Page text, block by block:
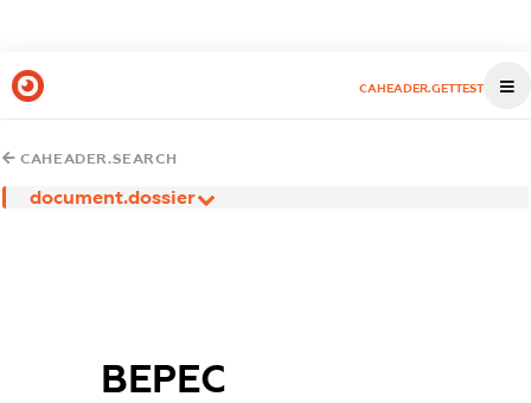
CAHEADER.GETTEST
CAHEADER.SEARCH
document.dossier
ВЕРЕС